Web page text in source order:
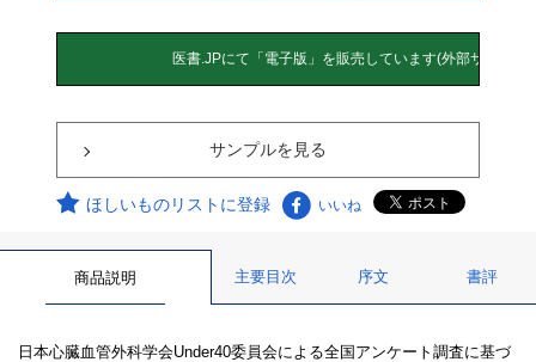
サンプルを見る
ほしいものリストに登録 いいね
商品説明 主要目次 序文 書評
日本心臓血管外科学会Under40委員会による全国アンケート調査に基づ